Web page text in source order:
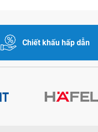
Chiết khấu hấp dẫn